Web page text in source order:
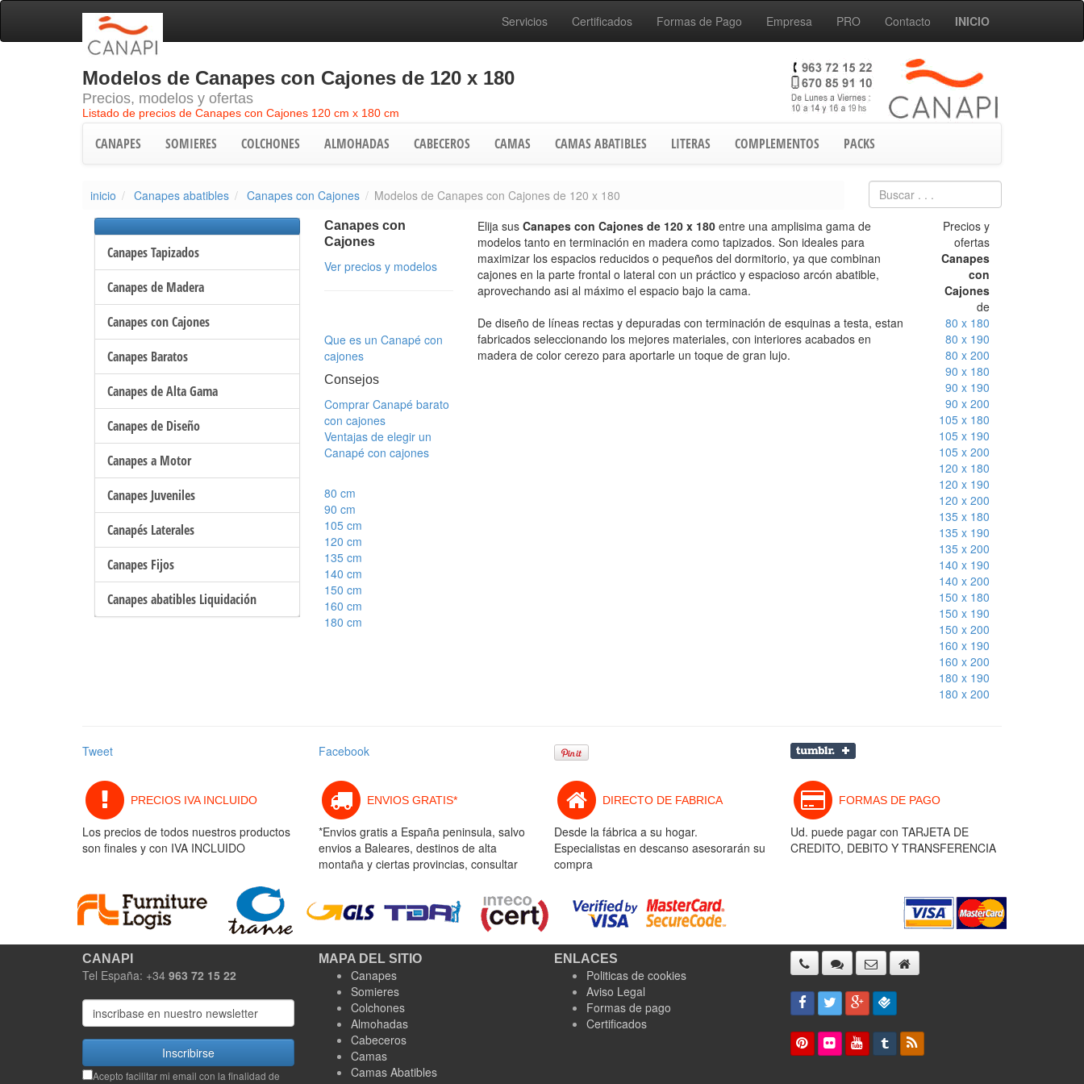
Servicios Certificados Formas de Pago Empresa PRO Contacto INICIO
Modelos de Canapes con Cajones de 120 x 180
Precios, modelos y ofertas
Listado de precios de Canapes con Cajones 120 cm x 180 cm
CANAPES SOMIERES COLCHONES ALMOHADAS CABECEROS CAMAS CAMAS ABATIBLES LITERAS COMPLEMENTOS PACKS
inicio Canapes abatibles Canapes con Cajones Modelos de Canapes con Cajones de 120 x 180
Canapes Tapizados
Canapes de Madera
Canapes con Cajones
Canapes Baratos
Canapes de Alta Gama
Canapes de Diseño
Canapes a Motor
Canapes Juveniles
Canapés Laterales
Canapes Fijos
Canapes abatibles Liquidación
Canapes con
Cajones
Ver precios y modelos
Que es un Canapé con
cajones
Consejos
Comprar Canapé barato
con cajones
Ventajas de elegir un
Canapé con cajones
80 cm
90 cm
105 cm
120 cm
135 cm
140 cm
150 cm
160 cm
180 cm
Elija sus Canapes con Cajones de 120 x 180 entre una amplisima gama de
modelos tanto en terminación en madera como tapizados. Son ideales para
maximizar los espacios reducidos o pequeños del dormitorio, ya que combinan
cajones en la parte frontal o lateral con un práctico y espacioso arcón abatible,
aprovechando asi al máximo el espacio bajo la cama.
De diseño de líneas rectas y depuradas con terminación de esquinas a testa, estan
fabricados seleccionando los mejores materiales, con interiores acabados en
madera de color cerezo para aportarle un toque de gran lujo.
Precios y
ofertas
Canapes
con
Cajones
de
80 x 180
80 x 190
80 x 200
90 x 180
90 x 190
90 x 200
105 x 180
105 x 190
105 x 200
120 x 180
120 x 190
120 x 200
135 x 180
135 x 190
135 x 200
140 x 190
140 x 200
150 x 180
150 x 190
150 x 200
160 x 190
160 x 200
180 x 190
180 x 200
Tweet Facebook
PRECIOS IVA INCLUIDO
Los precios de todos nuestros productos
son finales y con IVA INCLUIDO
ENVIOS GRATIS*
*Envios gratis a España peninsula, salvo
envios a Baleares, destinos de alta
montaña y ciertas provincias, consultar
DIRECTO DE FABRICA
Desde la fábrica a su hogar.
Especialistas en descanso asesorarán su
compra
FORMAS DE PAGO
Ud. puede pagar con TARJETA DE
CREDITO, DEBITO Y TRANSFERENCIA
CANAPI
Tel España: +34 963 72 15 22
Inscribirse
Acepto facilitar mi email con la finalidad de
MAPA DEL SITIO
Canapes
Somieres
Colchones
Almohadas
Cabeceros
Camas
Camas Abatibles
ENLACES
Politicas de cookies
Aviso Legal
Formas de pago
Certificados